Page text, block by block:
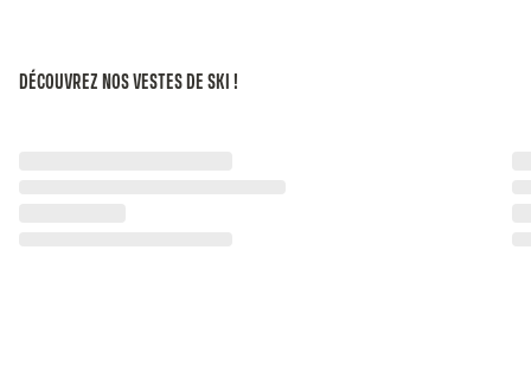
DÉCOUVREZ NOS VESTES DE SKI !